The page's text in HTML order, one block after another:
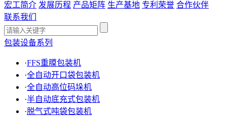
宏工简介 发展历程 产品矩阵 生产基地 专利荣誉 合作伙伴
联系我们
包装设备系列
·FFS重膜包装机
·全自动开口袋包装机
·全自动高位码垛机
·半自动底充式包装机
·脱气式吨袋包装机